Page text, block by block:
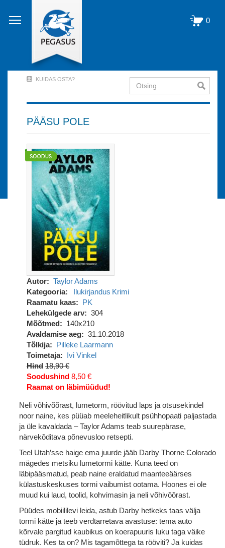
edasi
põhisisu
0
Account
Menu
out)
KUIDAS OSTA? Otsing
PÄÄSU POLE
Autor
Taylor Adams
Kategooria
Ilukirjandus Krimi
Raamatu kaas
PK
Lehekülgede arv
304
Mõõtmed
140x210
Avaldamise aeg
31.10.2018
Tõlkija
Pilleke Laarmann
Toimetaja
Ivi Vinkel
Hind 18,90 €
Soodushind 8,50 €
Raamat on läbimüüdud!
Neli võhivõõrast, lumetorm, röövitud laps ja otsusekindel
noor naine, kes püüab meeleheitlikult psühhopaati paljastada
ja üle kavaldada – Taylor Adams teab suurepärase,
närvekõditava põnevusloo retsepti.
Teel Utah’sse haige ema juurde jääb Darby Thorne Colorado
mägedes metsiku lumetormi kätte. Kuna teed on
läbipääsmatud, peab naine eraldatud maanteeäärses
külastuskeskuses tormi vaibumist ootama. Hoones ei ole
muud kui laud, toolid, kohvimasin ja neli võhivõõrast.
Püüdes mobiililevi leida, astub Darby hetkeks taas välja
tormi kätte ja teeb verdtarretava avastuse: tema auto
kõrvale pargitud kaubikus on koerapuuris luku taga väike
tüdruk. Kes ta on? Mis tagamõttega ta rööviti? Ja kuidas